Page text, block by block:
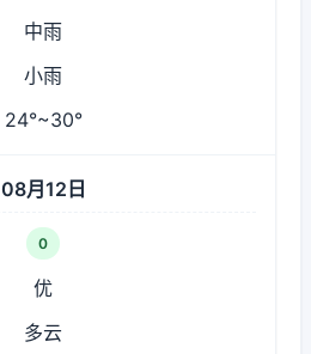
中雨
小雨
24°~30°
08月12日
0
优
多云